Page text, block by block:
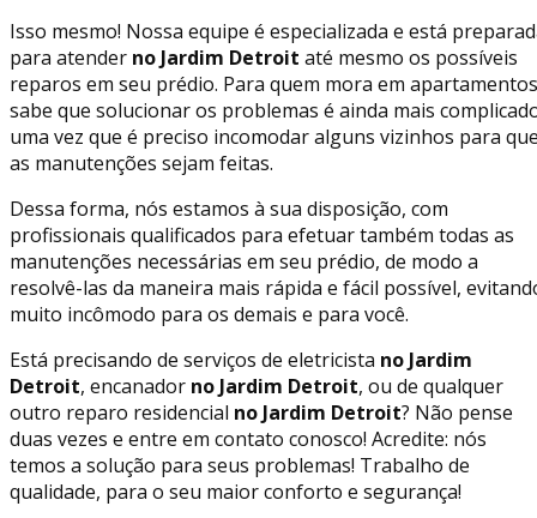
Isso mesmo! Nossa equipe é especializada e está
para atender no Jardim Detroit até mesmo os possíveis
reparos em seu prédio. Para quem mora em
sabe que solucionar os problemas é ainda mais
uma vez que é preciso incomodar alguns vizinhos para
as manutenções sejam feitas.
Dessa forma, nós estamos à sua disposição, com
profissionais qualificados para efetuar também todas as
manutenções necessárias em seu prédio, de modo a
resolvê-las da maneira mais rápida e fácil possível,
muito incômodo para os demais e para você.
Está precisando de serviços de eletricista no Jardim
Detroit, encanador no Jardim Detroit, ou de qualquer
outro reparo residencial no Jardim Detroit? Não pense
duas vezes e entre em contato conosco! Acredite: nós
temos a solução para seus problemas! Trabalho de
qualidade, para o seu maior conforto e segurança!